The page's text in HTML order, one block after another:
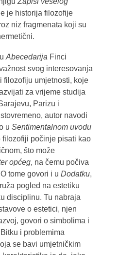
je historija filozofije
niz fragmenata koji su
Abecedarija Finci
svog interesovanja
filozofiju umjetnosti, koje
za vrijeme studija
Parizu i
autor navodi
u Sentimentalnom uvodu
počinje pisati kao
što može
općeg, na čemu počiva
tome govori i u Dodatku,
pogled na estetiku
disciplinu. Tu nabraja
o estetici, njen
govori o simbolima i
i problemima
se bavi umjetničkim